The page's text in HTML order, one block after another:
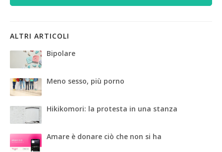
ALTRI ARTICOLI
Bipolare
Meno sesso, più porno
Hikikomori: la protesta in una stanza
Amare è donare ciò che non si ha